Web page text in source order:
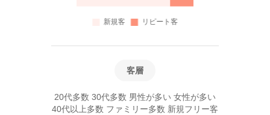
客層
20代多数 30代多数 男性が多い 女性が多い
40代以上多数 ファミリー多数 新規フリー客